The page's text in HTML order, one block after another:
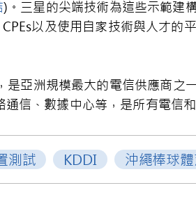
)。三星的尖端技術為這些示範建
以及使用自家技術與人才的
亞洲規模最大的電信供應商之
信、數據中心等，是所有電信
測試 KDDI 沖繩棒球